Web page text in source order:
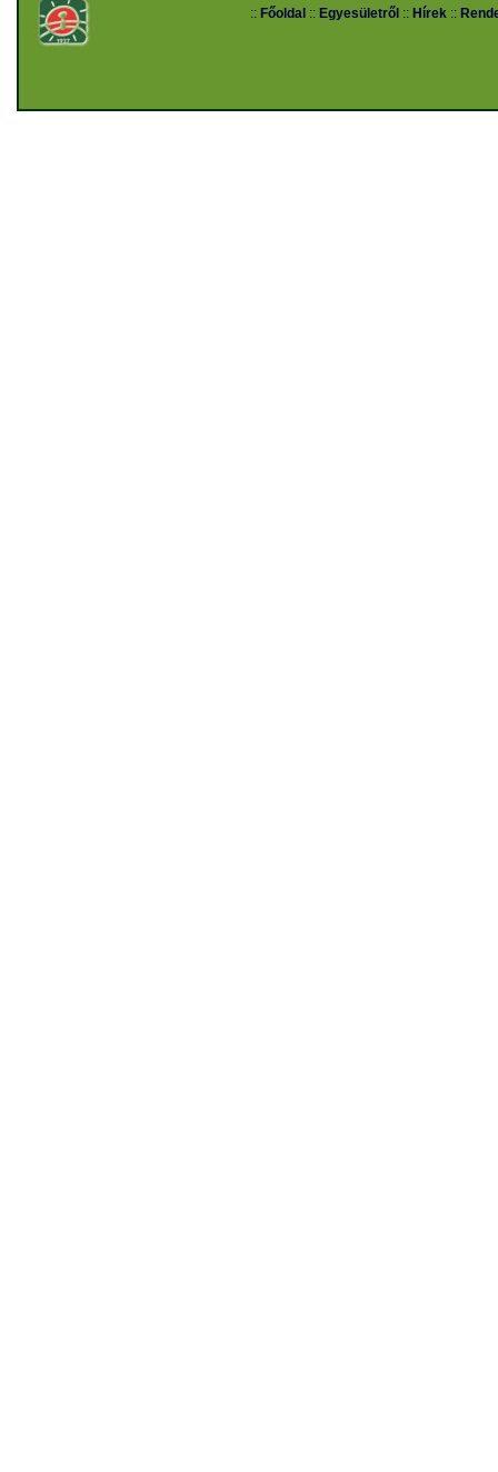
:: Főoldal :: Egyesületről :: Hírek ::